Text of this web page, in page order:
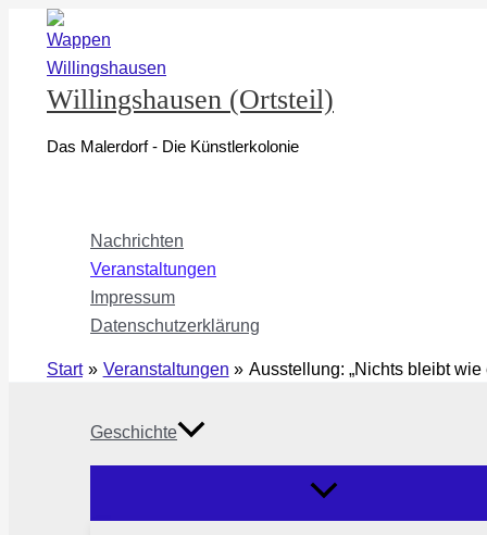
Inhalt
springen
Willingshausen (Ortsteil)
Das Malerdorf - Die Künstlerkolonie
Nachrichten
Veranstaltungen
Impressum
Datenschutzerklärung
Start Veranstaltungen Ausstellung: „Nichts bleibt wie
Geschichte